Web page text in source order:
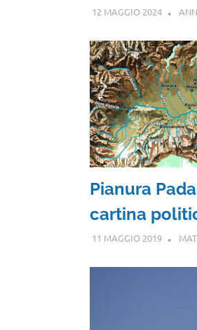
12 MAGGIO 2024
Pianura
cartina
11 MAGGIO 2019